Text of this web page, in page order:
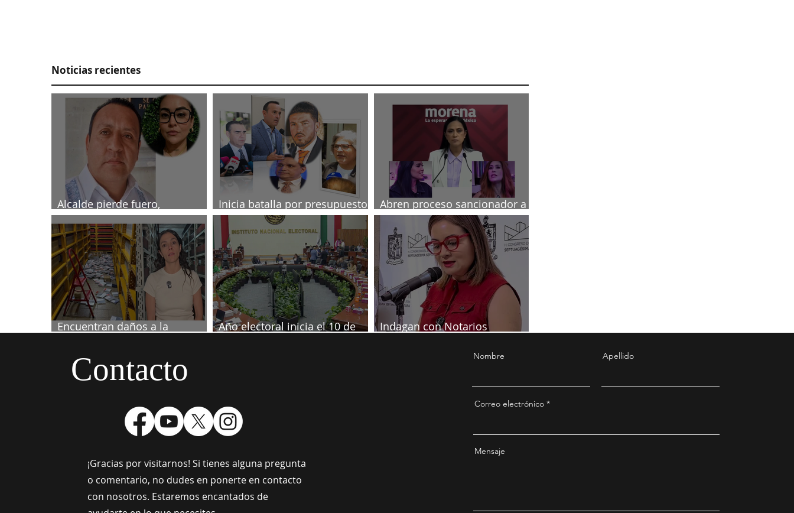
Noticias recientes
Alcalde pierde fuero,
investigado por muerte de
periodista
Inicia batalla por presupuesto
2027
Abren proceso sancionador a
diputadas poblanas
Encuentran daños a la
Año electoral inicia el 10 de
Indagan con Notarios
Contacto
¡Gracias por visitarnos! Si tienes alguna pregunta
o comentario, no dudes en ponerte en contacto
con nosotros. Estaremos encantados de
Nombre Apellido
Correo electrónico
Mensaje